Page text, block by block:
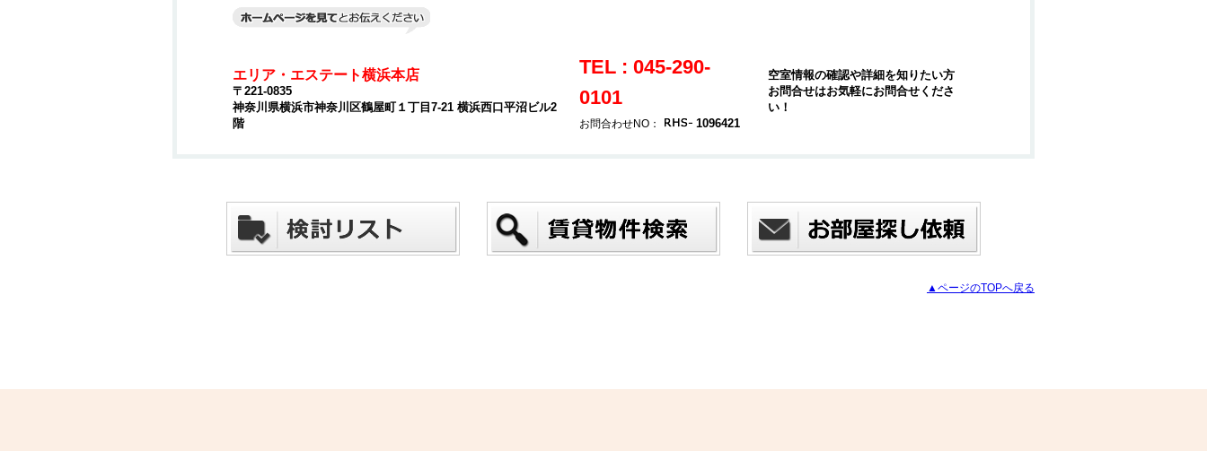
エリア・エステート横浜本店
〒221-0835
神奈川県横浜市神奈川区鶴屋町１丁目7-21 横浜西口平沼ビル2
階
TEL : 045-290-
0101
お問合わせNO： 1096421
空室情報の確認や詳細を知りたい方
お問合せはお気軽にお問合せくださ
い！
▲ページのTOPへ戻る